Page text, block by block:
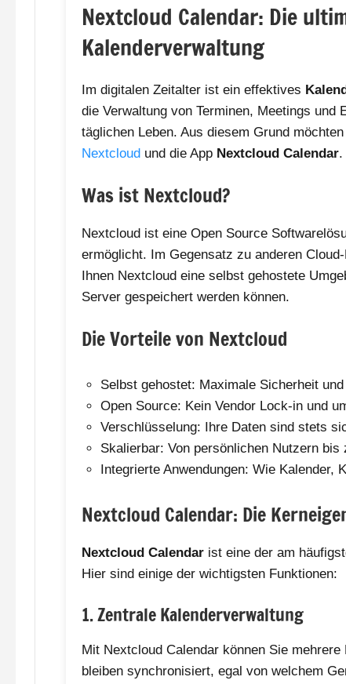
Nextcloud Calendar: Die
Kalenderverwaltung
Im digitalen Zeitalter ist ein effektives
die Verwaltung von Terminen, Meetings
täglichen Leben. Aus diesem Grund
Nextcloudund die App Nextcloud Calendar.
Was ist Nextcloud?
Nextcloud ist eine Open Source
ermöglicht. Im Gegensatz zu anderen
Ihnen Nextcloud eine selbst gehostete
Server gespeichert werden können.
Die Vorteile von Nextcloud
Selbst gehostet: Maximale Sicherheit
Open Source: Kein Vendor Lock-in und
Verschlüsselung: Ihre Daten sind stets
Skalierbar: Von persönlichen Nutzern bis
Integrierte Anwendungen: Wie Kalender,
Nextcloud Calendar: Die
Nextcloud Calendarist eine der am
Hier sind einige der wichtigsten Funktionen:
1. Zentrale Kalenderverwaltung
Mit Nextcloud Calendar können Sie
bleiben synchronisiert, egal von welchem